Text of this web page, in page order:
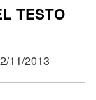
TESTO
11/2013